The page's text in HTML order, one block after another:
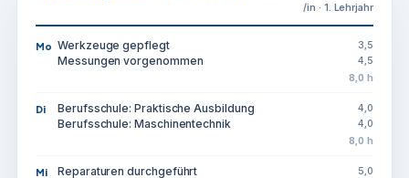
/in · 1. Lehrjahr
Mo Werkzeuge gepflegt 3,5
Messungen vorgenommen 4,5
8,0 h
Di Berufsschule: Praktische Ausbildung 4,0
Berufsschule: Maschinentechnik 4,0
8,0 h
Mi Reparaturen durchgeführt 5,0